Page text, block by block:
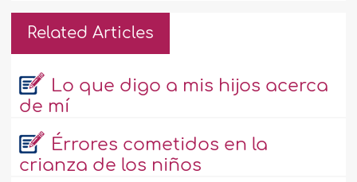
Related Articles
Lo que digo a mis hijos acerca
de mí
Érrores cometidos en la
crianza de los niños